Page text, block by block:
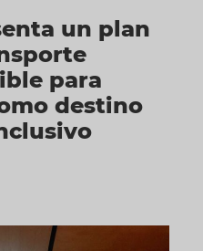
un plan
para
destino